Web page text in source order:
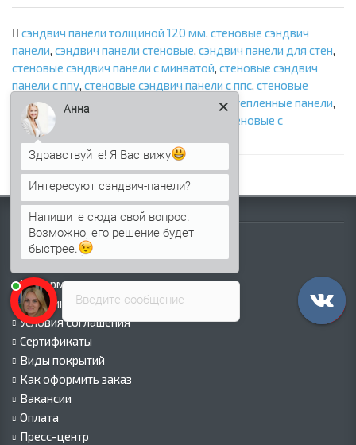
сэндвич панели толщиной 120 мм, стеновые сэндвич
панели, сэндвич панели стеновые, сэндвич панели для стен,
стеновые сэндвич панели с минватой, стеновые сэндвич
панели с ппу, стеновые сэндвич панели с ппс, стеновые
сэндвич панели с пир
стеновые панели, утепленные панели,
панели с утеплителем
сэндвич панели стеновые с
наполнителем
Информация
Палитра RAL
Информация о доставке
Политика безопасности
Условия соглашения
Сертификаты
Виды покрытий
Как оформить заказ
Вакансии
Оплата
Пресс-центр
Введите сообщение
Анна
Здравствуйте! Я Вас вижу
Интересуют сэндвич-панели?
Напишите сюда свой вопрос.
Возможно, его решение будет
быстрее.